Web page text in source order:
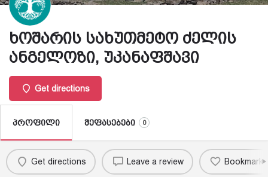
ხოშარის სახუთმეტო ძელის
ანგელოზი, უკანაფშავი
Get directions
პროფილი შეფასებები 0
Get directions Leave a review Bookmark